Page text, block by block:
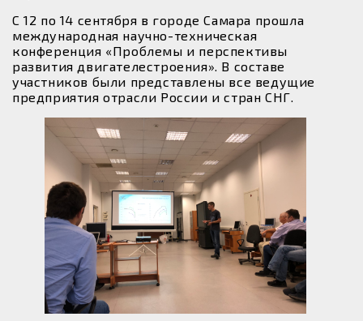
С 12 по 14 сентября в городе Самара прошла
международная научно-техническая
конференция «Проблемы и перспективы
развития двигателестроения». В составе
участников были представлены все ведущие
предприятия отрасли России и стран СНГ.